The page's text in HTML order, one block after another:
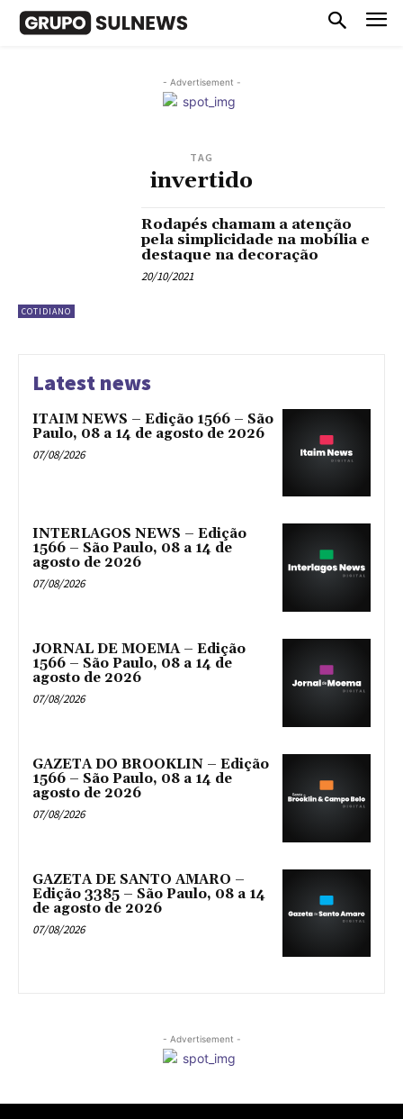
- Advertisement -
TAG
invertido
COTIDIANO
Rodapés chamam a atenção
pela simplicidade na mobília e
destaque na decoração
20/10/2021
Latest news
ITAIM NEWS – Edição 1566 – São
Paulo, 08 a 14 de agosto de 2026
07/08/2026
INTERLAGOS NEWS – Edição
1566 – São Paulo, 08 a 14 de
agosto de 2026
07/08/2026
JORNAL DE MOEMA – Edição
1566 – São Paulo, 08 a 14 de
agosto de 2026
07/08/2026
GAZETA DO BROOKLIN – Edição
1566 – São Paulo, 08 a 14 de
agosto de 2026
07/08/2026
GAZETA DE SANTO AMARO –
Edição 3385 – São Paulo, 08 a 14
de agosto de 2026
07/08/2026
- Advertisement -